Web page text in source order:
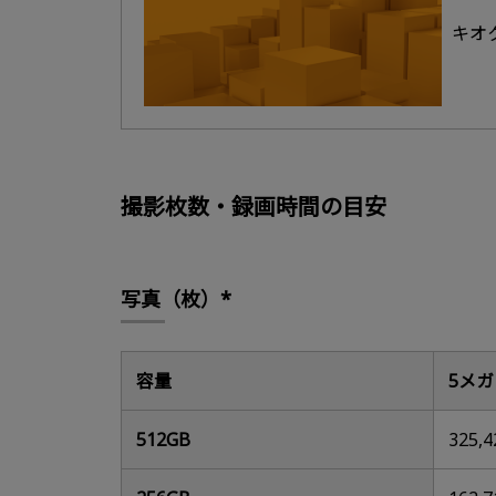
キオ
撮影枚数・録画時間の目安
写真（枚）*
容量 5メ
512GB